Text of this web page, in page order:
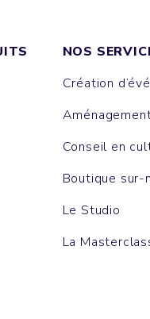
NOS
Création
Conseil en
Boutique sur-
Le Studio
La